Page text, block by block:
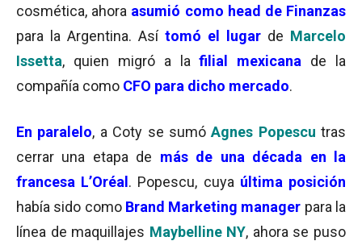
cosmética, ahora asumió como head de Finanzas
para la Argentina. Así tomó el lugar de Marcelo
Issetta, quien migró a lafilial mexicana de la
compañía como CFO para dicho mercado.
En paralelo, a Coty se sumóAgnes Popescu tras
cerrar una etapa de más de una década en la
francesa L’Oréal . Popescu, cuya última posición
había sido como Brand Marketing manager para la
línea de maquillajes Maybelline NY, ahora se puso